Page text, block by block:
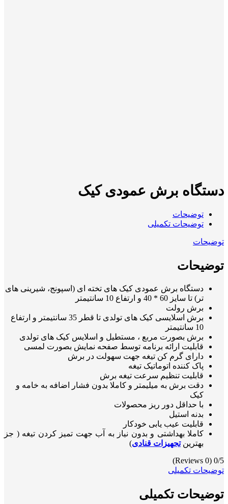
دستگاه برش عمودی کیک
توضیحات
توضیحات تکمیلی
توضیحات
توضیحات
دستگاه برش عمودی کیک های تخته ای (اسپونج، شیرینی های
تر) تا سایز 60 * 40 و ارتفاع 10 سانتیمتر
برش رولت
برش اسلایسی کیک های تولدی تا قطر 35 سانتیمتر و ارتفاع
10 سانتیمتر
برش بصورت مربع ، مستطیل و اسلایس کیک های تولدی
قابلیت ارائه برنامه توسط صفحه نمایش بصورت لمسی
دارای گرم کن تیغه جهت سهولت در برش
پاک کننده اتوماتیک تیغه
قابلیت تنظیم سرعت تیغه برش
دقت برش به میلیمتر و کاملا بدون فشار اضافه به خامه و
کیک
با حداقل دور ریز محصولات
بدنه استیل
قابلیت عیب یابی خودکار
کاملا بهداشتی و بدون نیاز به آب جهت تمیز کردن تیغه ( جز
بهترینتجهیزات قنادی)
0/5
(0 Reviews)
توضیحات تکمیلی
توضیحات تکمیلی